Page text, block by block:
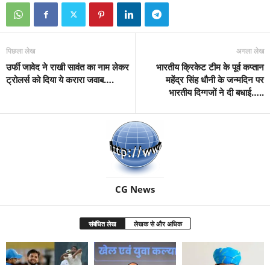
पिछला लेख
उर्फी जावेद ने राखी सावंत का नाम लेकर
ट्रोलर्स को दिया ये करारा जवाब….
अगला लेख
भारतीय क्रिकेट टीम के पूर्व कप्तान
महेंद्र सिंह धौनी के जन्मदिन पर
भारतीय दिग्गजों ने दी बधाई…..
CG News
संबंधित लेख लेखक से और अधिक